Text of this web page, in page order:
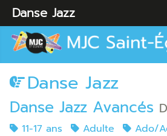
Danse Jazz
Danse Jazz Avancés
11-17 ans Adulte
Ado/
Danse Jazz